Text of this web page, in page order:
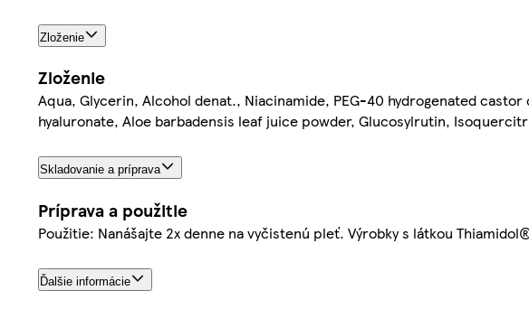
Zloženie
Zloženie
Aqua, Glycerin, Alcohol denat., Niacinamide, PEG-40 hydrogenated
hyaluronate, Aloe barbadensis leaf juice powder, Glucosylrutin,
Skladovanie a príprava
Príprava a použitie
Použitie: Nanášajte 2x denne na vyčistenú pleť. Výrobky s látkou
Ďalšie informácie